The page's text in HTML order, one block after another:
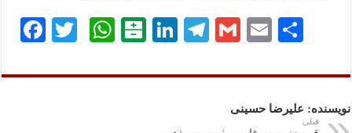
Fa
bo tte
W
ts
B
at
Li
ed
Te
gr
G
ail
E
ail تر
ا
نویسنده: علیرضا حسینی
قبلی